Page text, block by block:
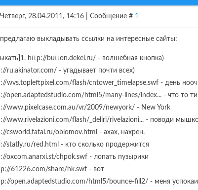
28.04.2011, 14:16 | Сообщение # 1
выкладывать ссылки на интересные сайты:
http://button.dekel.ru/ - волшебная кнопка)
ru.akinator.com/ - угадывает почти всех)
wvs.topleftpixel.com/flash/cntower_timelapse.swf - день
open.adaptedstudio.com/html5/many-lines/index... - что то
www.pixelcase.com.au/vr/2009/newyork/ - New York
www.rivelazioni.com/flash/_deliri/rivelazioni... - поводи
csworld.fatal.ru/oblomov.html - ахах, нахрен.
statly.ru/red.html - кто сколько продержится
oxcom.anarxi.st/chpok.swf - лопать пузырики
61226.com/share/hk.swf - вот
open.adaptedstudio.com/html5/bounce-fill2/ - меня